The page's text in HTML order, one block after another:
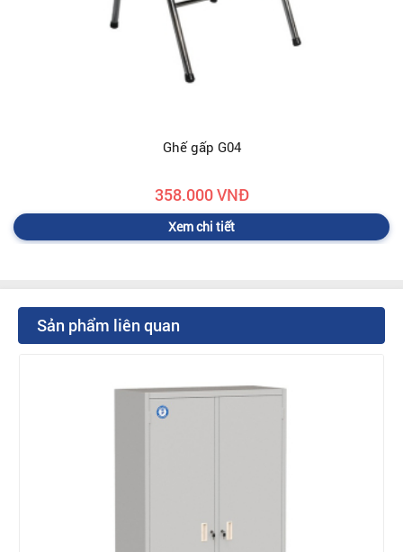
Ghế gấp G04
358.000 VNĐ
Xem chi tiết
Sản phẩm liên quan